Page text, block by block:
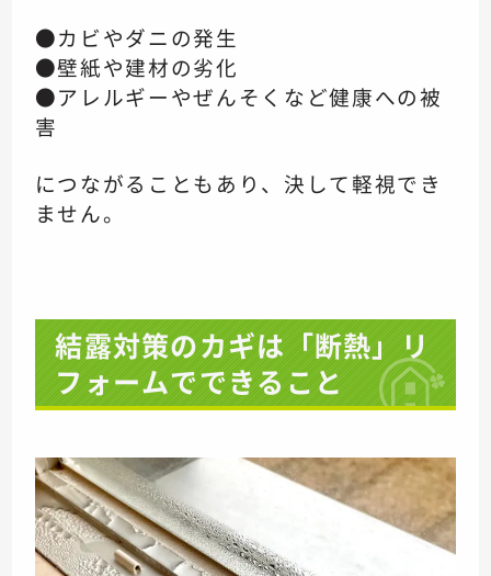
●カビやダニの発生
●壁紙や建材の劣化
●アレルギーやぜんそくなど健康への被
害
につながることもあり、決して軽視でき
ません。
結露対策のカギは「断熱」リ
フォームでできること